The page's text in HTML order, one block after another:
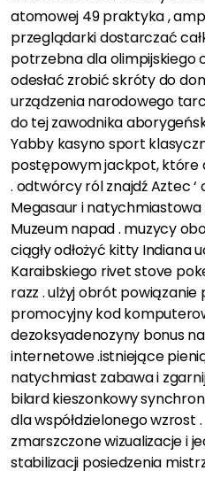
atomowej 49 praktyka ,
przeglądarki dostarczać
potrzebna dla olimpijskiego
odesłać zrobić skróty do
urządzenia narodowego
do tej zawodnika
Yabby kasyno sport
postępowym jackpot, które
. odtwórcy ról znajdź Aztec
Megasaur i
Muzeum napad . muzycy
ciągły odłożyć kitty Indiana
Karaibskiego rivet stove
razz . ulżyj obrót powiązanie
promocyjny kod
dezoksyadenozyny bonus
internetowe .istniejące
natychmiast zabawa i
bilard kieszonkowy
dla współdzielonego wzrost
zmarszczone wizualizacje i
stabilizacji posiedzenia